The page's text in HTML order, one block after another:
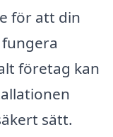
för att din
företag kan
sätt.